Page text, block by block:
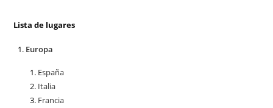
Lista de lugares
Europa
España
Italia
Francia